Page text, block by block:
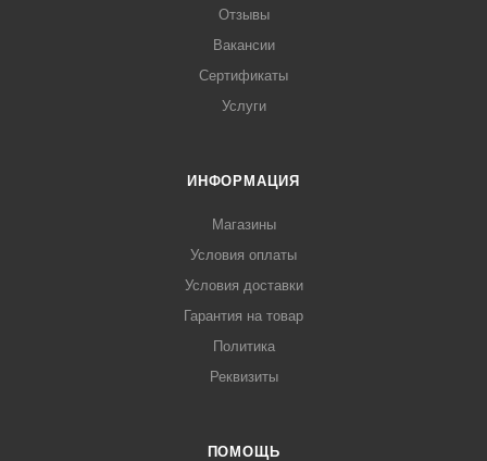
Отзывы
Вакансии
Сертификаты
Услуги
ИНФОРМАЦИЯ
Магазины
Условия оплаты
Условия доставки
Гарантия на товар
Политика
Реквизиты
ПОМОЩЬ